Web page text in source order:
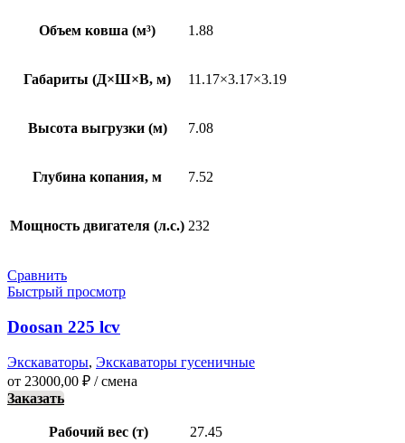
Объем ковша (м³) 1.88
Габариты (Д×Ш×В, м) 11.17×3.17×3.19
Высота выгрузки (м) 7.08
Глубина копания, м 7.52
Мощность двигателя (л.с.) 232
Сравнить
Быстрый просмотр
Doosan 225 lcv
Экскаваторы, Экскаваторы гусеничные
от 23000,00 ₽ / смена
Заказать
Рабочий вес (т) 27.45